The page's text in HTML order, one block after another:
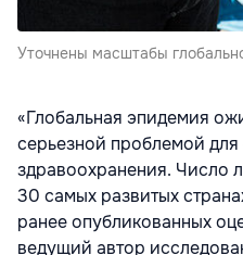
Уточнены масштабы
«Глобальная эпидемия
серьезной проблемой
здравоохранения. Число
30 самых развитых
ранее опубликованных
ведущий автор